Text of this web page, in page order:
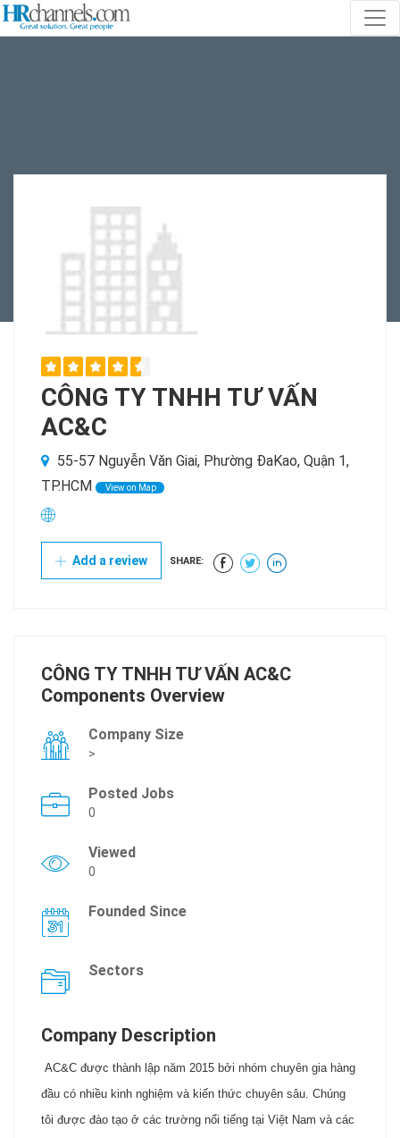
CÔNG TY TNHH TƯ VẤN
AC&C
55-57 Nguyễn Văn Giai, Phường ĐaKao, Quận 1,
TP.HCM
View on Map
Add a review SHARE:
CÔNG TY TNHH TƯ VẤN AC&C
Components Overview
Company Size
>
Posted Jobs
0
Viewed
0
Founded Since
Sectors
Company Description
AC&C được thành lập năm 2015 bởi nhóm chuyên gia hàng
đầu có nhiều kinh nghiệm và kiến thức chuyên sâu. Chúng
tôi được đào tạo ở các trường nổi tiếng tại Việt Nam và các